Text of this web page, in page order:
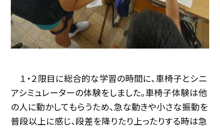
１・２限目に総合的な学習の時間に、車椅子とシニ
アシミュレーターの体験をしました。車椅子体験は他
の人に動かしてもらうため、急な動きや小さな振動を
普段以上に感じ、段差を降りたり上ったりする時は急